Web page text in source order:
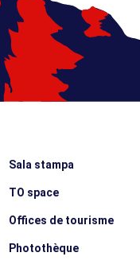
Sala stampa
TO space
Offices de tourisme
Photothèque